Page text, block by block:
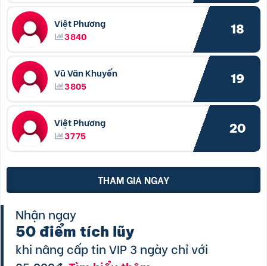
Việt Phương
3840
18
Vũ Văn Khuyến
3805
19
Việt Phương
3775
20
THAM GIA NGAY
Nhận ngay
50 điểm tích lũy
khi nâng cấp tin VIP 3 ngày chỉ với